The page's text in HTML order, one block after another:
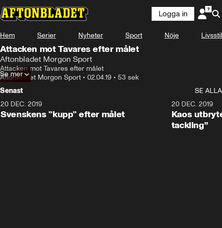
Logga in
Hem Serier Nyheter Sport Nöje Livsstil
Attacken mot Tavares efter målet
Aftonbladet Morgon Sport
Attacken mot Tavares efter målet
Aftonbladet Morgon Sport • 02.04.19 • 53 sek
Se mer
Senast
SE ALLA
20 DEC. 2019
Svenskens "kupp" efter målet
20 DEC. 2019
Kaos
tackling”